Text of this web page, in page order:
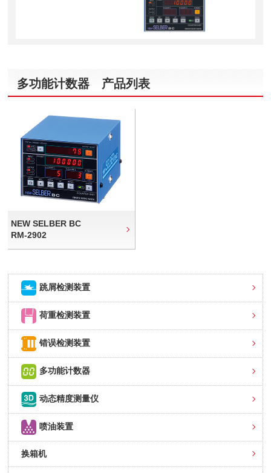
多功能计数器 产品列表
NEW SELBER BC
RM-2902
跳屑检测装置
荷重检测装置
错误检测装置
多功能计数器
动态精度测量仪
喷油装置
换箱机